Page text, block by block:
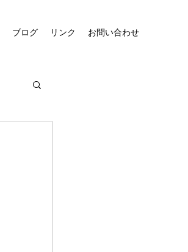
ブログ リンク お問い合わせ